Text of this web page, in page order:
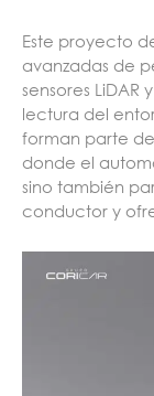
Este proyecto
avanzadas de
sensores
lectura del
forman parte
donde el
sino también
conductor y